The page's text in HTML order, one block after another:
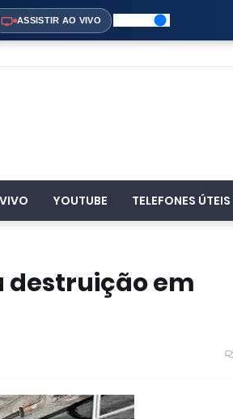
ASSISTIR AO VIVO
YOUTUBE TELEFONES ÚTEIS
destruição em